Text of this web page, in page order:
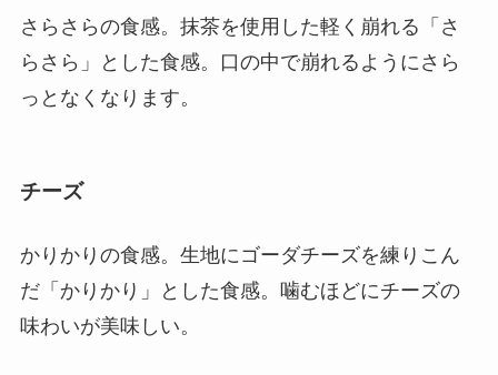
さらさらの食感。抹茶を使用した軽く崩れる「さ
らさら」とした食感。口の中で崩れるようにさら
っとなくなります。
チーズ
かりかりの食感。生地にゴーダチーズを練りこん
だ「かりかり」とした食感。噛むほどにチーズの
味わいが美味しい。